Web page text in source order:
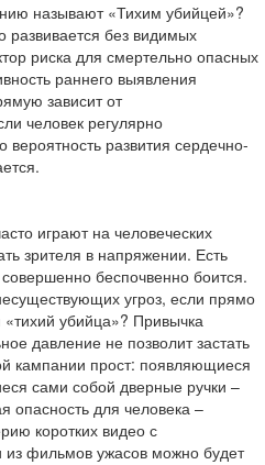
называют «Тихим убийцей»?
развивается без видимых
риска для смертельно опасных
раннего выявления
зависит от
человек регулярно
вероятность развития сердечно-
играют на человеческих
зрителя в напряжении. Есть
беспочвенно боится.
угроз, если прямо
«тихий убийца»? Привычка
давление не позволит застать
кампании прост: появляющиеся
сами собой дверные ручки –
опасность для человека –
коротких видео с
фильмов ужасов можно будет